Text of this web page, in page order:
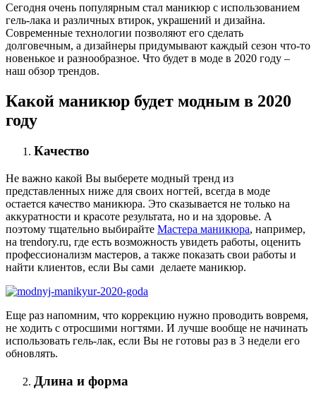
Сегодня очень популярным стал маникюр с использованием
гель-лака и различных втирок, украшений и дизайна.
Современные технологии позволяют его сделать
долговечным, а дизайнеры придумывают каждый сезон что-то
новенькое и разнообразное. Что будет в моде в 2020 году –
наш обзор трендов.
Какой маникюр будет модным в 2020
году
Качество
Не важно какой Вы выберете модный тренд из
представленных ниже для своих ногтей, всегда в моде
остается качество маникюра. Это сказывается не только на
аккуратности и красоте результата, но и на здоровье. А
поэтому тщательно выбирайте Мастера маникюра, например,
на trendory.ru, где есть возможность увидеть работы, оценить
профессионализм мастеров, а также показать свои работы и
найти клиентов, если Вы сами делаете маникюр.
Еще раз напомним, что коррекцию нужно проводить вовремя,
не ходить с отросшими ногтями. И лучше вообще не начинать
использовать гель-лак, если Вы не готовы раз в 3 недели его
обновлять.
Длина и форма